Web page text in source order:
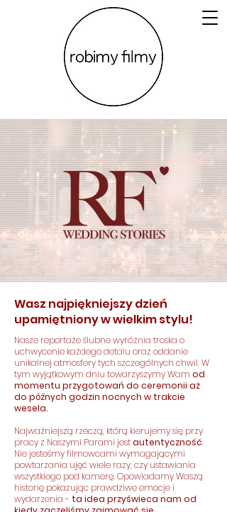
Wasz najpiękniejszy dzień
upamiętniony w wielkim stylu!
Nasze reportaże ślubne wyróżnia troska o
uchwycenie każdego detalu oraz oddanie
unikalnej atmosfery tych szczególnych chwil. W
tym wyjątkowym dniu towarzyszymy Wam od
momentu przygotowań do ceremonii aż
do późnych godzin nocnych w trakcie
wesela.
Najważniejszą rzeczą, którą kierujemy się przy
pracy z Naszymi Parami jestautentyczność.
Nie jesteśmy filmowcami wymagającymi
powtarzania ujęć wiele razy, czy ustawiania
wszystkiego pod kamerę. Opowiadamy Waszą
historię pokazując prawdziwe emocje i
wydarzenia - ta idea przyświeca nam od